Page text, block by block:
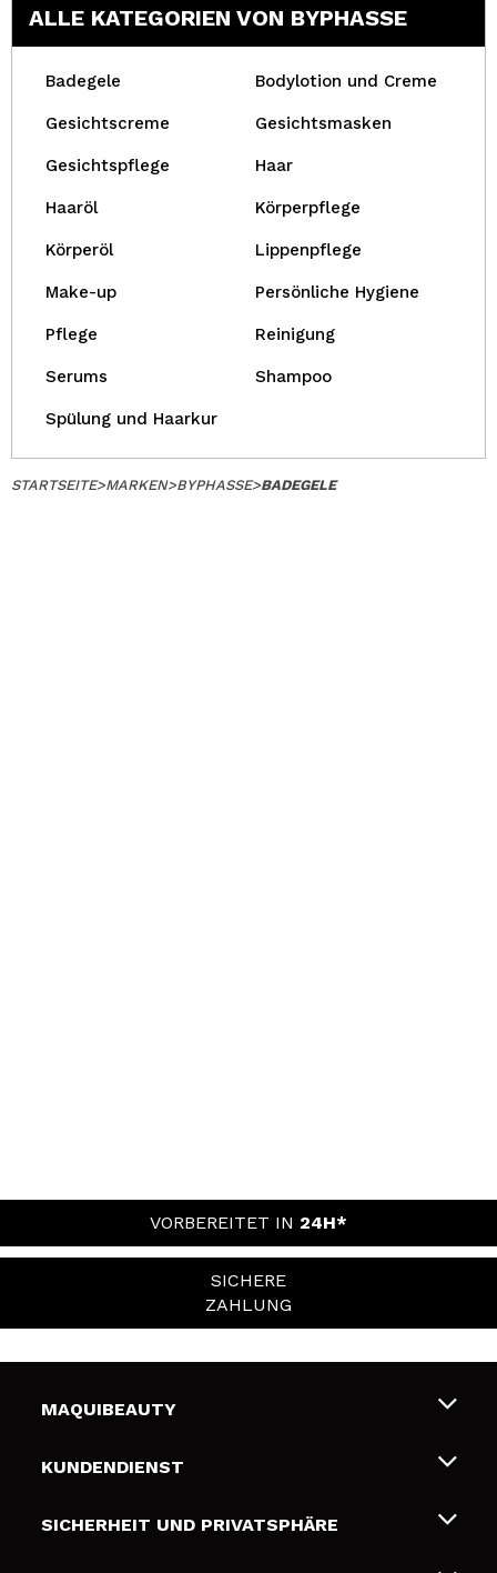
ALLE KATEGORIEN VON BYPHASSE
Badegele Bodylotion und Creme
Gesichtscreme Gesichtsmasken
Gesichtspflege Haar
Haaröl Körperpflege
Körperöl Lippenpflege
Make-up Persönliche Hygiene
Pflege Reinigung
Serums Shampoo
Spülung und Haarkur
STARTSEITE>MARKEN>BYPHASSE>BADEGELE
VORBEREITET IN 24H*
SICHERE
ZAHLUNG
MAQUIBEAUTY
Über uns
Geschenkkarten
KUNDENDIENST
Liefer- und Versandkosten
SICHERHEIT UND PRIVATSPHÄRE